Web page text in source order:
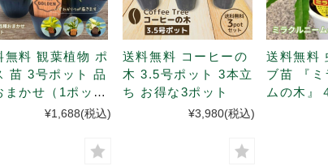
無料 観葉植物 ポ
苗 3号ポット 品
まかせ（1ポッ
¥1,688(税込)
送料無料 コーヒーの
木 3.5号ポット 3本立
ち お得な3ポット
¥3,980(税込)
送料無料
ブ苗 『ミ
ムの木』